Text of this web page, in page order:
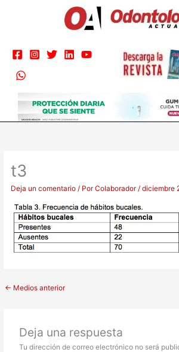
t3
Deja un comentario / PorColaborador/diciembre
← Medios anterior
Deja una respuesta
Tu dirección de correo electrónico no será